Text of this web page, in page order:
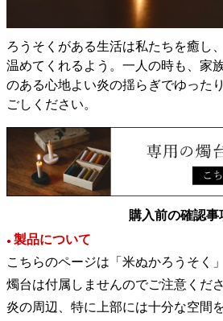
ろうそくがある生活は私たちを癒し
温めてくれるよう。一人の時も、家
のある心地よい炎の揺らぎでゆった
ごしください。
購入前の確認事
● 製品について
こちらのページは「米ぬかろうそく
燭台は付属しませんのでご注意くださ
炎の周辺、特に上部には十分な空間